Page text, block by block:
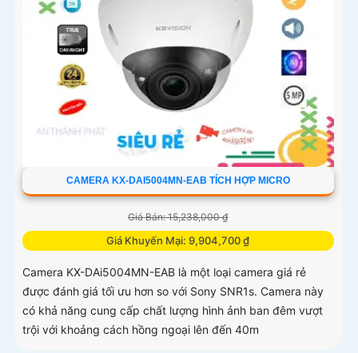
CAMERA KX-DAI5004MN-EAB TÍCH HỢP MICRO
Giá Bán: 15,238,000 ₫
Giá Khuyến Mại: 9,904,700 ₫
Camera KX-DAi5004MN-EAB là một loại camera giá rẻ
được đánh giá tối ưu hơn so với Sony SNR1s. Camera này
có khả năng cung cấp chất lượng hình ảnh ban đêm vượt
trội với khoảng cách hồng ngoại lên đến 40m